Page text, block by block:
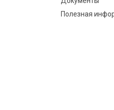
Полезная